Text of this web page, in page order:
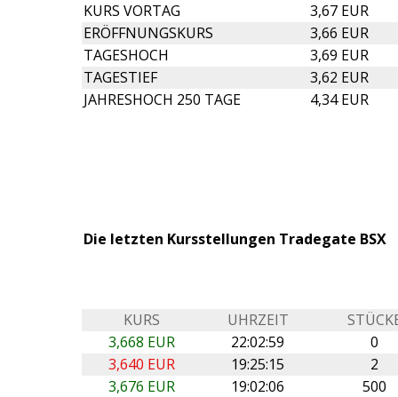
KURS VORTAG
3,67 EUR
ERÖFFNUNGSKURS
3,66 EUR
TAGESHOCH
3,69 EUR
TAGESTIEF
3,62 EUR
JAHRESHOCH 250 TAGE
4,34 EUR
Die letzten Kursstellungen Tradegate BSX
KURS UHRZEIT
3,668 EUR
22:02:59
0
3,640 EUR
19:25:15
2
3,676 EUR
19:02:06
500